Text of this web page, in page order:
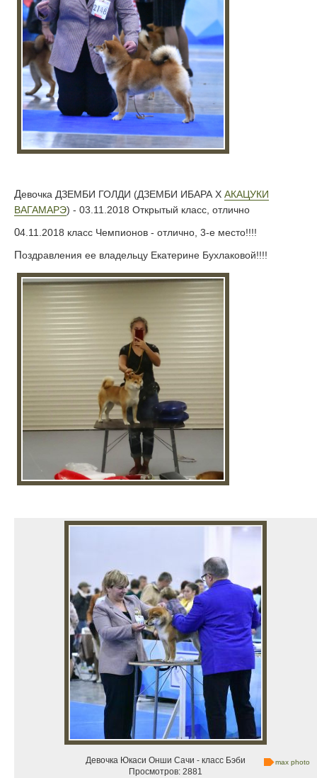
Девочка ДЗЕМБИ ГОЛДИ (ДЗЕМБИ ИБАРА Х АКАЦУКИ
ВАГАМАРЭ) - 03.11.2018 Открытый класс, отлично
04.11.2018 класс Чемпионов - отлично, 3-е место!!!!
Поздравления ее владельцу Екатерине Бухлаковой!!!!
max photo
Девочка Юкаси Онши Сачи - класс Бэби
Просмотров: 2881